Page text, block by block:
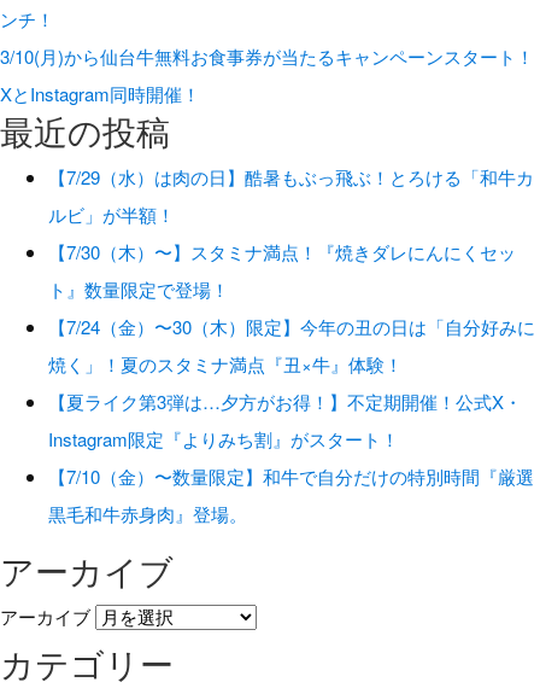
ンチ！
3/10(月)から仙台牛無料お食事券が当たるキャンペーンスタート！
XとInstagram同時開催！
最近の投稿
【7/29（水）は肉の日】酷暑もぶっ飛ぶ！とろける「和牛カ
ルビ」が半額！
【7/30（木）〜】スタミナ満点！『焼きダレにんにくセッ
ト』数量限定で登場！
【7/24（金）〜30（木）限定】今年の丑の日は「自分好みに
焼く」！夏のスタミナ満点『丑×牛』体験！
【夏ライク第3弾は…夕方がお得！】不定期開催！公式X・
Instagram限定『よりみち割』がスタート！
【7/10（金）〜数量限定】和牛で自分だけの特別時間『厳選
黒毛和牛赤身肉』登場。
アーカイブ
アーカイブ
カテゴリー